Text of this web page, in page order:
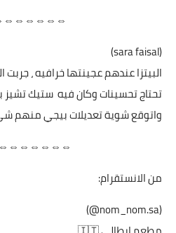
(sara faisal)
البيتزا عندهم عجينتها خرافيه ،
تحتاج تحسينات وكان فيه ستيك تشيز
واتوقع شوية تعديلات بيجي منهم
من الانستقرام:
(nom_nom.sa@)